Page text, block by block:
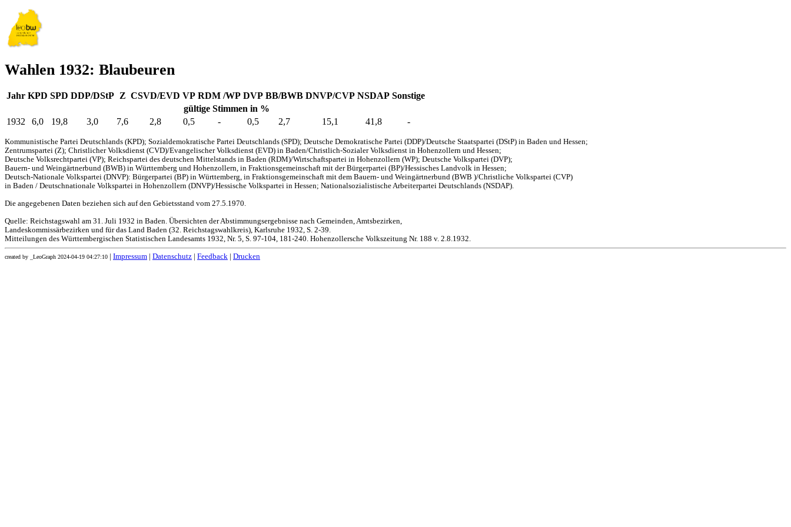
Wahlen 1932: Blaubeuren
Jahr KPD SPD DDP/DStP Z CSVD/EVD VP RDM /WP DVP BB/BWB DNVP/CVP NSDAP Sonstige
gültige Stimmen in %
1932
6,0 19,8 3,0 7,6 2,8 0,5 - 0,5 2,7 15,1 41,8 -
Kommunistische Partei Deutschlands (KPD); Sozialdemokratische Partei Deutschlands (SPD); Deutsche Demokratische Partei (DDP)/Deutsche Staatspartei (DStP) in Baden und Hessen;
Zentrumspartei (Z); Christlicher Volksdienst (CVD)/Evangelischer Volksdienst (EVD) in Baden/Christlich-Sozialer Volksdienst in Hohenzollern und Hessen;
Deutsche Volksrechtpartei (VP); Reichspartei des deutschen Mittelstands in Baden (RDM)/Wirtschaftspartei in Hohenzollern (WP); Deutsche Volkspartei (DVP);
Bauern- und Weingärtnerbund (BWB) in Württemberg und Hohenzollern, in Fraktionsgemeinschaft mit der Bürgerpartei (BP)/Hessisches Landvolk in Hessen;
Deutsch-Nationale Volkspartei (DNVP): Bürgerpartei (BP) in Württemberg, in Fraktionsgemeinschaft mit dem Bauern- und Weingärtnerbund (BWB )/Christliche Volkspartei (CVP)
in Baden / Deutschnationale Volkspartei in Hohenzollern (DNVP)/Hessische Volkspartei in Hessen; Nationalsozialistische Arbeiterpartei Deutschlands (NSDAP).
Die angegebenen Daten beziehen sich auf den Gebietsstand vom 27.5.1970.
Quelle: Reichstagswahl am 31. Juli 1932 in Baden. Übersichten der Abstimmungsergebnisse nach Gemeinden, Amtsbezirken,
Landeskommissärbezirken und für das Land Baden (32. Reichstagswahlkreis), Karlsruhe 1932, S. 2-39.
Mitteilungen des Württembergischen Statistischen Landesamts 1932, Nr. 5, S. 97-104, 181-240. Hohenzollersche Volkszeitung Nr. 188 v. 2.8.1932.
created by _LeoGraph 2024-04-19 04:27:10 Impressum Datenschutz Feedback Drucken